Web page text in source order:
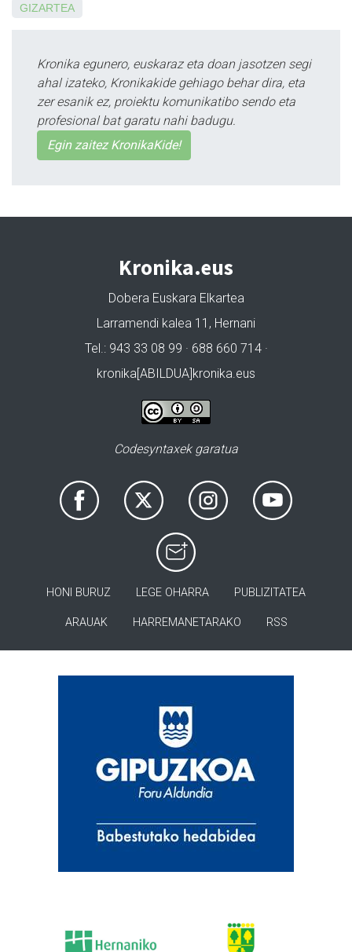
GIZARTEA
Kronika egunero, euskaraz eta doan jasotzen segi
ahal izateko, Kronikakide gehiago behar dira, eta
zer esanik ez, proiektu komunikatibo sendo eta
profesional bat garatu nahi badugu.
Egin zaitez KronikaKide!
Kronika.eus
Dobera Euskara Elkartea
Larramendi kalea 11, Hernani
Tel.: 943 33 08 99 · 688 660 714 ·
kronika[ABILDUA]kronika.eus
Codesyntaxek garatua
HONI BURUZ LEGE OHARRA PUBLIZITATEA
ARAUAK HARREMANETARAKO RSS